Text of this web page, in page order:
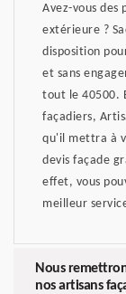
Avez-vous
extérieure ?
disposition
et sans
tout le 40500.
façadiers,
qu'il mettra à
devis façade
effet, vous
meilleur
Nous
nos artisans